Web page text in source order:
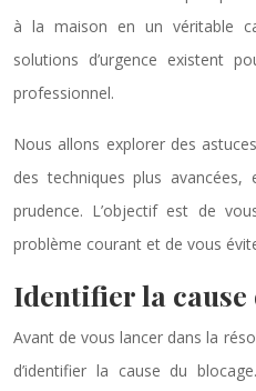
à la maison en un véritable
solutions d’urgence existent
professionnel.
Nous allons explorer des
des techniques plus
prudence. L’objectif est de
problème courant et de vous
Identifier la cause
Avant de vous lancer dans la
d’identifier la cause du